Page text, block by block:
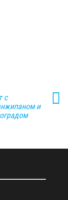
с
и